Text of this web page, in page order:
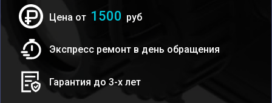
Цена от 1500 руб
Экспресс ремонт в день обращения
Гарантия до 3-х лет